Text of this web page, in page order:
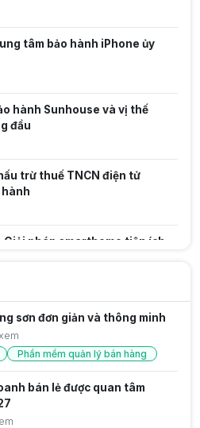
tâm bảo hành iPhone ủy
hành Sunhouse và vị thế
đầu
trừ thuế TNCN điện tử
pháp smarthome tiện ích
Hoạt Động Và Lợi Ích Cho
sơn đơn giản và thông minh
Phần mềm quản lý bán hàng
bán lẻ được quan tâm